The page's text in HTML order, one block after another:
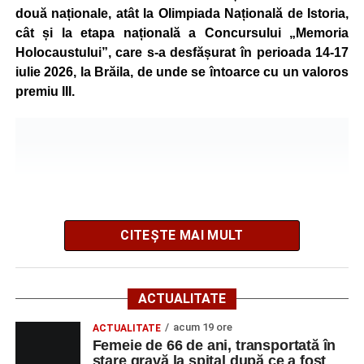
Programul a inclus și activități de dexteritate manuală, în
cadrul cărora participanții au realizat desene și lucrări
artistice, precum și sesiuni de karaoke, muzică și jocuri
sportive, care au încurajat mișcarea și colaborarea în
echipă.
La finalul programului, reprezentanții Direcției de
Asistență Socială Sebeș au transmis mulțumiri copiilor
mici la activitățile organizate.
Potrivit organizatorilor, astfel de programe vor continua și
în perioada următoare, scopul fiind acela de a oferi
două naționale, atât la Olimpiada Națională de Istoria,
cât și la etapa națională a Concursului „Memoria
Holocaustului”, care s-a desfășurat în perioada 14-17
iulie 2026, la Brăila, de unde se întoarce cu un valoros
premiu III.
CITEȘTE MAI MULT
ACTUALITATE
ACTUALITATE acum 19 ore
Femeie de 66 de ani, transportată în
stare gravă la spital după ce a fost